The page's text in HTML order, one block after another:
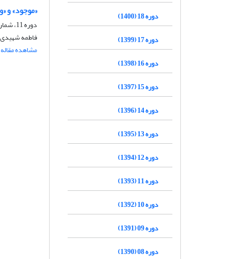
«موجود» و
دوره 11، شماره 1، شهریور 1393، صفحه
فاطمه شهیدی
مشاهده مقاله
دوره 18 (1400)
دوره 17 (1399)
دوره 16 (1398)
دوره 15 (1397)
دوره 14 (1396)
دوره 13 (1395)
دوره 12 (1394)
دوره 11 (1393)
دوره 10 (1392)
دوره 09 (1391)
دوره 08 (1390)